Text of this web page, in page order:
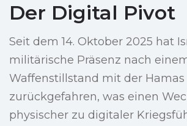
Der Digital Pivot
Seit dem 14. Oktober 2025 hat
militärische Präsenz nach
Waffenstillstand mit der Hamas
zurückgefahren, was einen
physischer zu digitaler